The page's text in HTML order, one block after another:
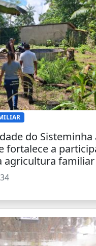
do Sisteminha
fortalece a
agricultura familiar